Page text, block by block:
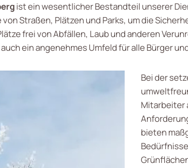
ist ein wesentlicher Bestandteil unserer
Straßen, Plätzen und Parks, um die
frei von Abfällen, Laub und anderen
ein angenehmes Umfeld für alle Bürger
Bei der
Mitarbeiter
bieten